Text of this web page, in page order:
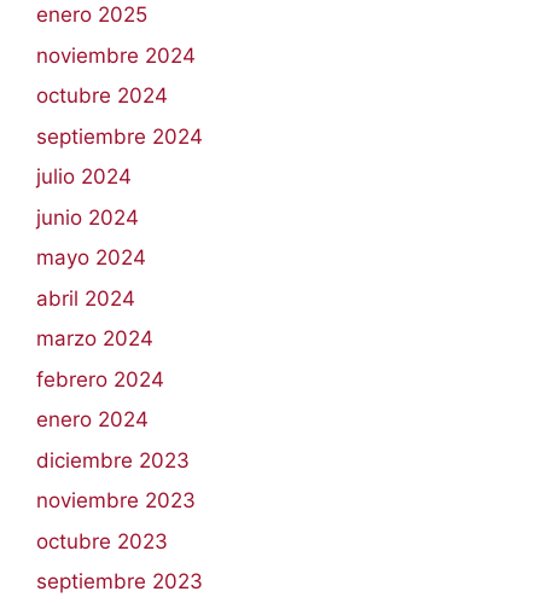
enero 2025
noviembre 2024
octubre 2024
septiembre 2024
julio 2024
junio 2024
mayo 2024
abril 2024
marzo 2024
febrero 2024
enero 2024
diciembre 2023
noviembre 2023
octubre 2023
septiembre 2023